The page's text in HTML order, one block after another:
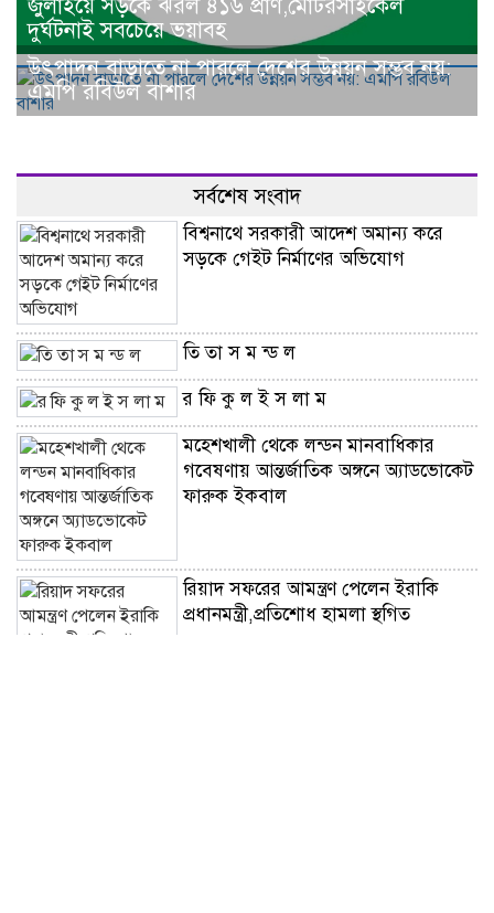
জুলাইয়ে সড়কে ঝরল ৪১৬ প্রাণ,মোটরসাইকেল
দুর্ঘটনাই সবচেয়ে ভয়াবহ
উৎপাদন বাড়াতে না পারলে দেশের উন্নয়ন সম্ভব নয়:
এমপি রবিউল বাশার
সর্বশেষ সংবাদ
বিশ্বনাথে সরকারী আদেশ অমান্য করে
সড়কে গেইট নির্মাণের অভিযোগ
তি তা স ম ন্ড ল
র ফি কু ল ই স লা ম
মহেশখালী থেকে লন্ডন মানবাধিকার
গবেষণায় আন্তর্জাতিক অঙ্গনে অ্যাডভোকেট
ফারুক ইকবাল
রিয়াদ সফরের আমন্ত্রণ পেলেন ইরাকি
প্রধানমন্ত্রী,প্রতিশোধ হামলা স্থগিত